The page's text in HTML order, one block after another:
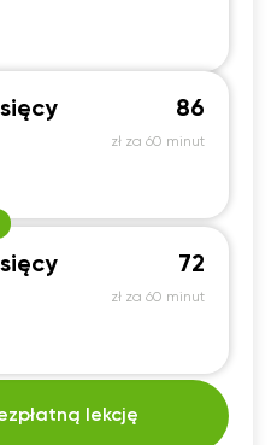
86
zł za 60 minut
72
zł za 60 minut
lekcję